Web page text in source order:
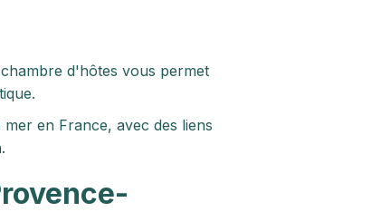
d'hôtes vous permet
en France, avec des liens